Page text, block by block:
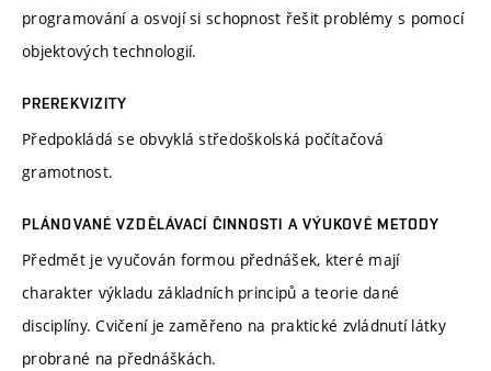
programování a osvojí si schopnost řešit problémy s pomocí
objektových technologií.
PREREKVIZITY
Předpokládá se obvyklá středoškolská počítačová
gramotnost.
PLÁNOVANÉ VZDĚLÁVACÍ ČINNOSTI A VÝUKOVÉ METODY
Předmět je vyučován formou přednášek, které mají
charakter výkladu základních principů a teorie dané
disciplíny. Cvičení je zaměřeno na praktické zvládnutí látky
probrané na přednáškách.